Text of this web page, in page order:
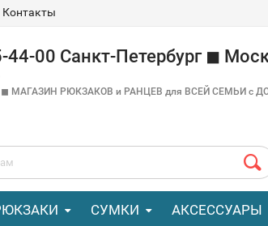
Контакты
44-00 Санкт-Петербург ◼
◼ МАГАЗИН РЮКЗАКОВ и РАНЦЕВ для ВСЕЙ СЕМЬИ с
СУМКИ АКСЕССУАРЫ